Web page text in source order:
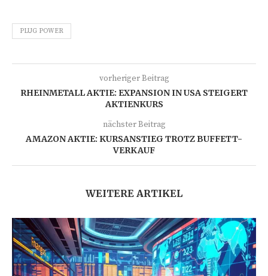
PLUG POWER
vorheriger Beitrag
RHEINMETALL AKTIE: EXPANSION IN USA STEIGERT
AKTIENKURS
nächster Beitrag
AMAZON AKTIE: KURSANSTIEG TROTZ BUFFETT-
VERKAUF
WEITERE ARTIKEL